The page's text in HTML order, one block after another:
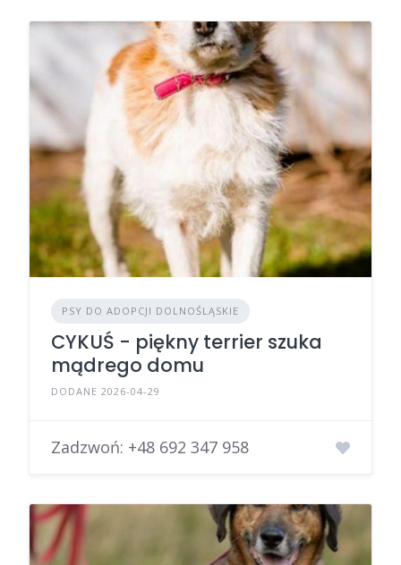
PSY DO ADOPCJI DOLNOŚLĄSKIE
CYKUŚ - piękny terrier szuka
mądrego domu
DODANE 2026-04-29
Zadzwoń: +48 692 347 958